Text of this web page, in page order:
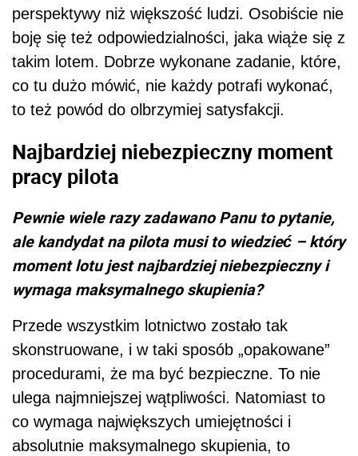
perspektywy niż większość ludzi. Osobiście nie
boję się też odpowiedzialności, jaka wiąże się z
takim lotem. Dobrze wykonane zadanie, które,
co tu dużo mówić, nie każdy potrafi wykonać,
to też powód do olbrzymiej satysfakcji.
Najbardziej niebezpieczny moment
pracy pilota
Pewnie wiele razy zadawano Panu to pytanie,
ale kandydat na pilota musi to wiedzieć – który
moment lotu jest najbardziej niebezpieczny i
wymaga maksymalnego skupienia?
Przede wszystkim lotnictwo zostało tak
skonstruowane, i w taki sposób „opakowane”
procedurami, że ma być bezpieczne. To nie
ulega najmniejszej wątpliwości. Natomiast to
co wymaga największych umiejętności i
absolutnie maksymalnego skupienia, to